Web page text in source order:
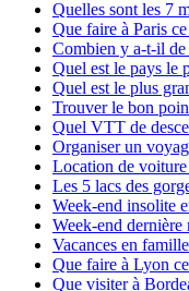
Quelles sont les 7
Que faire à Paris
Combien y a-t-il de
Quel est le pays le
Quel est le plus
Trouver le bon
Quel VTT de
Organiser un
Location de voiture
Les 5 lacs des
Week-end insolite
Week-end
Vacances en
Que faire à Lyon
Que visiter à